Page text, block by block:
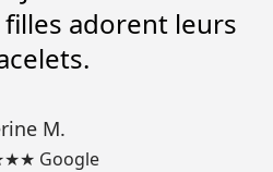
adorent leurs
M.
Google